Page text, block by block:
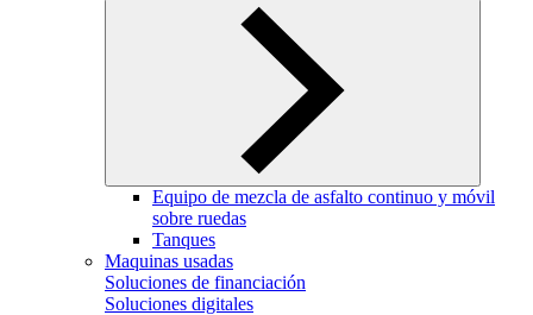
Equipo de mezcla de asfalto continuo y móvil
sobre ruedas
Tanques
Maquinas usadas
Soluciones de financiación
Soluciones digitales